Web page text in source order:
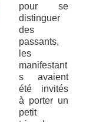
pour se
distinguer
des
passants,
les
manifestant
s avaient
été invités
à porter un
petit